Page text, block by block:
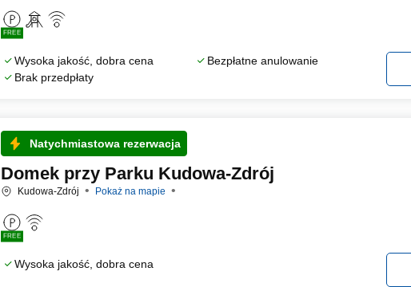
FREE
Wysoka jakość, dobra cena
Bezpłatne anulowanie
Brak przedpłaty
Natychmiastowa rezerwacja
Domek przy Parku Kudowa-Zdrój
Kudowa-Zdrój Pokaż na mapie
FREE
Wysoka jakość, dobra cena